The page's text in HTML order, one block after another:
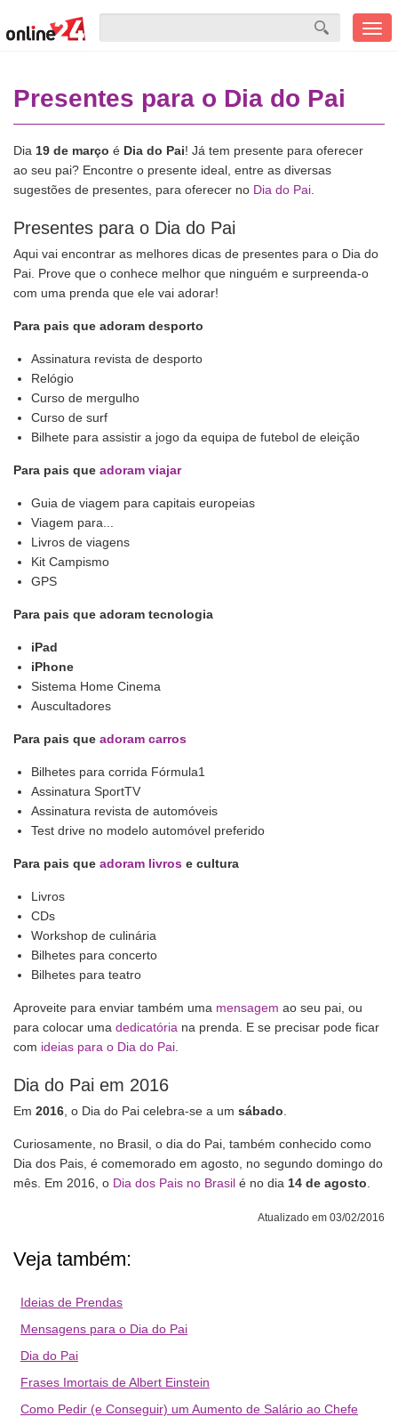
Presentes para o Dia do Pai
Dia 19 de março é Dia do Pai! Já tem presente para oferecer
ao seu pai? Encontre o presente ideal, entre as diversas
sugestões de presentes, para oferecer no Dia do Pai
Presentes para o Dia do Pai
Aqui vai encontrar as melhores dicas de presentes para o Dia do
Pai. Prove que o conhece melhor que ninguém e surpreenda-o
com uma prenda que ele vai adorar!
Para pais que adoram desporto
Assinatura revista de desporto
Relógio
Curso de mergulho
Curso de surf
Bilhete para assistir a jogo da equipa de futebol de eleição
Para pais que adoram viajar
Guia de viagem para capitais europeias
Viagem para...
Livros de viagens
Kit Campismo
GPS
Para pais que adoram tecnologia
iPad
iPhone
Sistema Home Cinema
Auscultadores
Para pais que adoram carros
Bilhetes para corrida Fórmula1
Assinatura SportTV
Assinatura revista de automóveis
Test drive no modelo automóvel preferido
Para pais que adoram livros e cultura
Livros
CDs
Workshop de culinária
Bilhetes para concerto
Bilhetes para teatro
Aproveite para enviar também uma mensagem ao seu pai, ou
para colocar uma dedicatória na prenda. E se precisar pode ficar
com ideias para o Dia do Pai
Dia do Pai em 2016
Em 2016 , o Dia do Pai celebra-se a um sábado
Curiosamente, no Brasil, o dia do Pai, também conhecido como
Dia dos Pais, é comemorado em agosto, no segundo domingo do
mês. Em 2016, o Dia dos Pais no Brasil é no dia 14 de agosto
Atualizado em 03/02/2016
Veja também:
Ideias de Prendas
Mensagens para o Dia do Pai
Dia do Pai
Frases Imortais de Albert Einstein
Como Pedir (e Conseguir) um Aumento de Salário ao Chefe